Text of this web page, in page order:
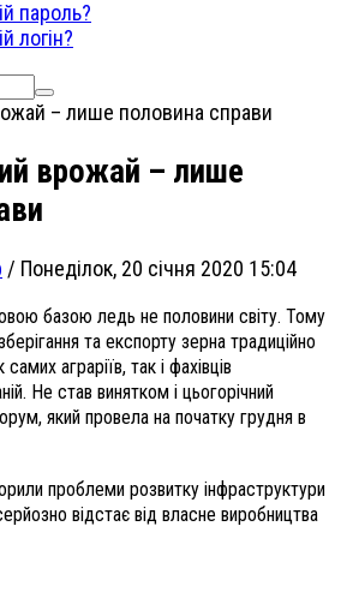
пароль?
логін?
врожай – лише
/ Понеділок, 20 січня 2020 15:04
базою ледь не половини світу. Тому
та експорту зерна традиційно
аграріїв, так і фахівців
Не став винятком і цьогорічний
який провела на початку грудня в
проблеми розвитку інфраструктури
відстає від власне виробництва